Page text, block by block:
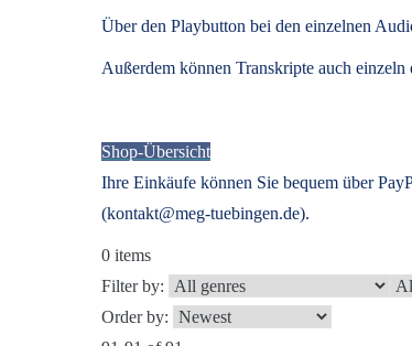
Über den Playbutton bei den einzelnen
Außerdem können Transkripte auch einzeln
Shop-Übersicht
Ihre Einkäufe können Sie bequem über
(kontakt@meg-tuebingen.de).
0 items
Filter by:
Order by: